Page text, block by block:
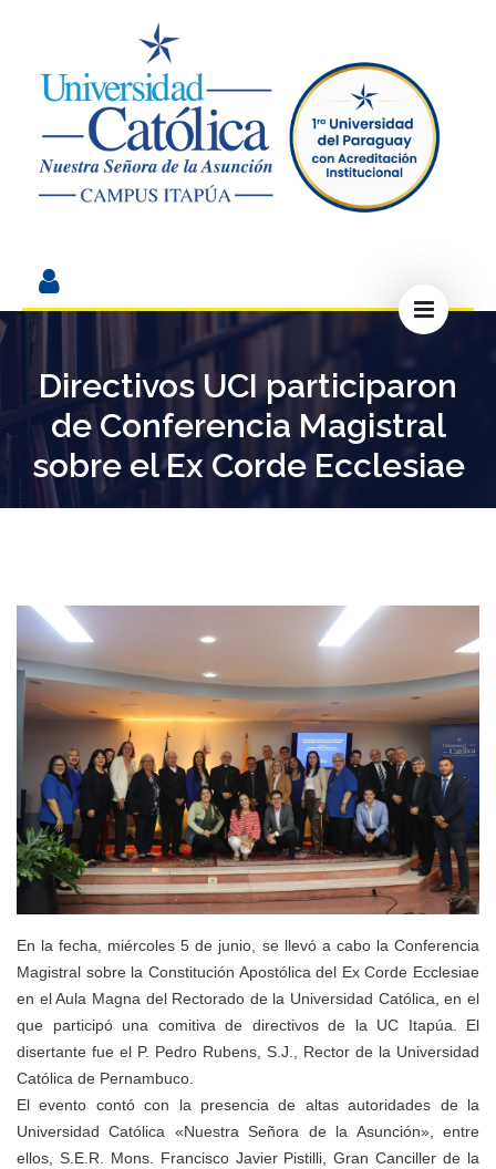
Directivos UCI participaron
de Conferencia Magistral
sobre el Ex Corde Ecclesiae
En la fecha, miércoles 5 de junio, se llevó a cabo la Conferencia
Magistral sobre la Constitución Apostólica del Ex Corde Ecclesiae
en el Aula Magna del Rectorado de la Universidad Católica, en el
que participó una comitiva de directivos de la UC Itapúa. El
disertante fue el P. Pedro Rubens, S.J., Rector de la Universidad
Católica de Pernambuco.
El evento contó con la presencia de altas autoridades de la
Universidad Católica «Nuestra Señora de la Asunción», entre
ellos, S.E.R. Mons. Francisco Javier Pistilli, Gran Canciller de la